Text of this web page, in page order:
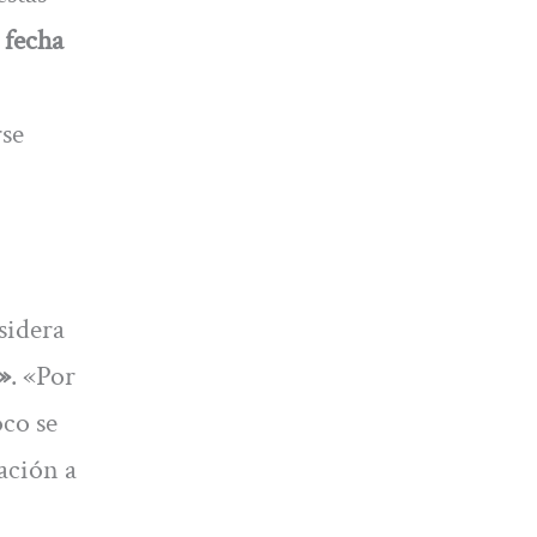
. «Por
se
a